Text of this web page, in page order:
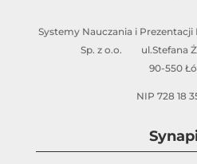
Systemy Nauczania i
Sp. z o.o. ul.Stefana
90-550
NIP 728 18